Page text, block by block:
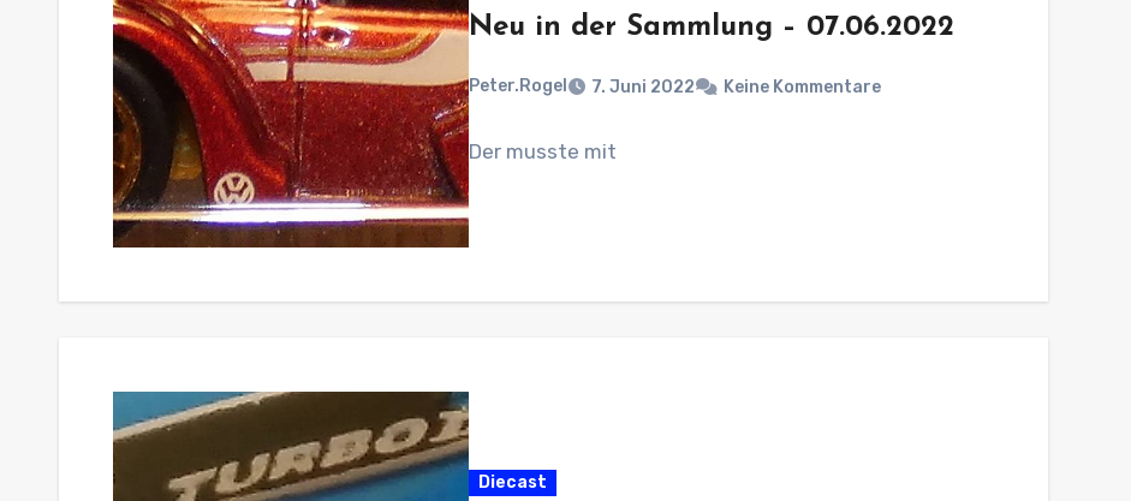
Neu in der Sammlung – 07.06.2022
Peter.Rogel 7. Juni 2022 Keine Kommentare
Der musste mit
Diecast